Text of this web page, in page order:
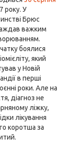
року. У
Брюс
важким
боялися
який
у Новій
в перші
роки. Але на
діагноз не
ліжку,
лікування
коротша за